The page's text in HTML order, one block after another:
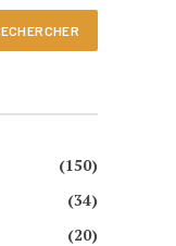
(150)
(34)
(20)